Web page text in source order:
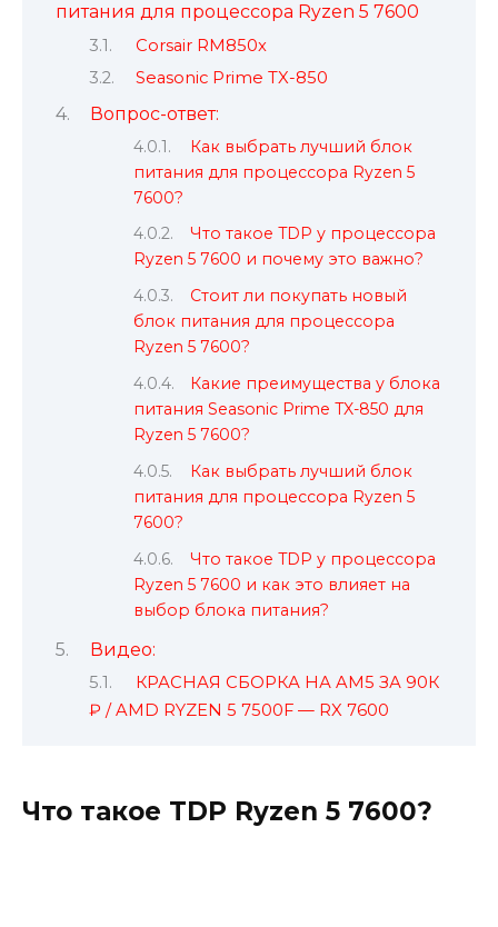
питания для процессора Ryzen 5 7600
Corsair RM850x
Seasonic Prime TX-850
Вопрос-ответ:
Как выбрать лучший блок
питания для процессора Ryzen 5
7600?
Что такое TDP у процессора
Ryzen 5 7600 и почему это важно?
Стоит ли покупать новый
блок питания для процессора
Ryzen 5 7600?
Какие преимущества у блока
питания Seasonic Prime TX-850 для
Ryzen 5 7600?
Как выбрать лучший блок
питания для процессора Ryzen 5
7600?
Что такое TDP у процессора
Ryzen 5 7600 и как это влияет на
выбор блока питания?
Видео:
КРАСНАЯ СБОРКА НА AM5 ЗА 90К
₽ / AMD RYZEN 5 7500F — RX 7600
Что такое TDP Ryzen 5 7600?